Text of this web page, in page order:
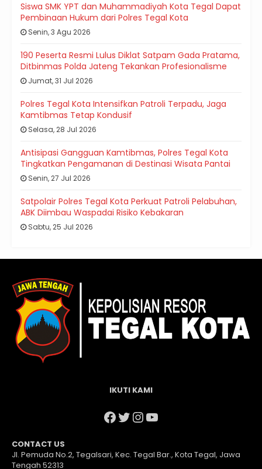
Siswa SMK YPT dan Muhammadiyah Kota Tegal Dapat
Pembinaan Hukum dari Polres Tegal Kota
Senin, 3 Agu 2026
190 Peserta Resmi Lulus Diklat Satpam Gada Pratama,
Ditbinmas Polda Jateng Tekankan Profesionalisme
Jumat, 31 Jul 2026
Polres Tegal Kota Intensifkan Patroli Terpadu, Jaga
Kamtibmas Tetap Kondusif
Selasa, 28 Jul 2026
Antisipasi Gangguan Kamtibmas, Polres Tegal Kota
Tingkatkan Pengamanan di Destinasi Wisata Pantai
Senin, 27 Jul 2026
Satpolair Polres Tegal Kota Perkuat Patroli Pelabuhan,
ABK Diimbau Waspadai Risiko Kebakaran
Sabtu, 25 Jul 2026
IKUTI KAMI
Facebook
Twitter
Instagram
YouTube
CONTACT US
Jl. Pemuda No.2, Tegalsari, Kec. Tegal Bar., Kota Tegal, Jawa
Tengah 52313